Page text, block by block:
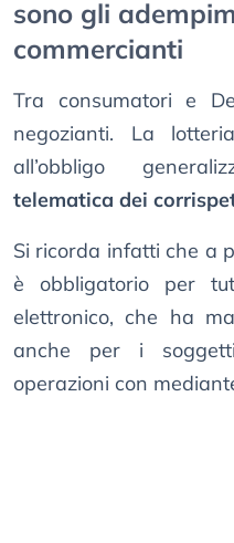
sono gli
commercianti
Tra consumatori e
negozianti. La
all’obbligo
telematica dei
Si ricorda infatti che a
è obbligatorio per
elettronico, che ha
anche per i
operazioni con